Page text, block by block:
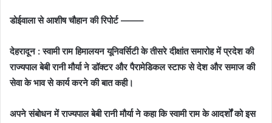
डोईवाला से आशीष चौहान की रिपोर्ट ——–
देहरादून : स्वामी राम हिमालयन यूनिवर्सिटी के तीसरे दीक्षांत समारोह में प्रदेश की
राज्यपाल बेबी रानी मौर्या ने डॉक्टर और पैरामेडिकल स्टाफ से देश और समाज की
सेवा के भाव से कार्य करने की बात कही।
अपने संबोधन में राज्यपाल बेबी रानी मौर्या ने कहा कि स्वामी राम के आदर्शों को इस